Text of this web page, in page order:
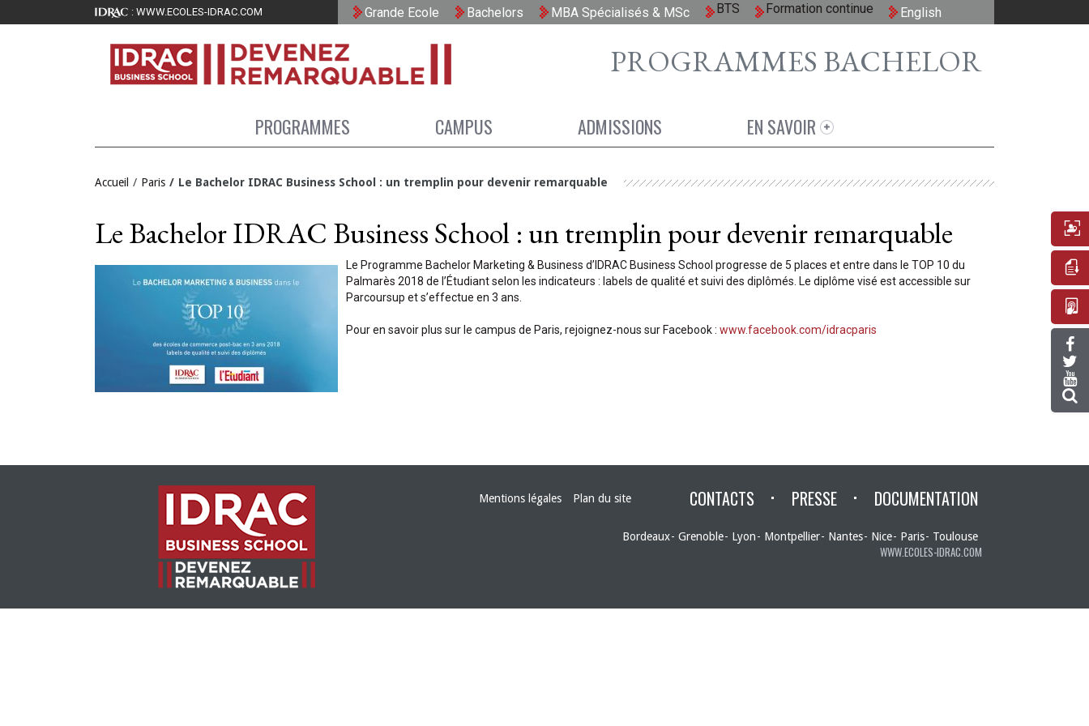
: WWW.ECOLES-IDRAC.COM Grande Ecole Bachelors MBA Spécialisés & MSc BTS Formation continue English
PROGRAMMES BACHELOR
PROGRAMMES CAMPUS ADMISSIONS EN SAVOIR
Accueil Paris Le Bachelor IDRAC Business School : un tremplin pour devenir remarquable
Le Bachelor IDRAC Business School : un tremplin pour devenir remarquable
Le Programme Bachelor Marketing & Business d’IDRAC Business School progresse de 5 places et entre dans le TOP 10 du
Palmarès 2018 de l’Étudiant selon les indicateurs : labels de qualité et suivi des diplômés. Le diplôme visé est accessible sur
Parcoursup et s’effectue en 3 ans.
Pour en savoir plus sur le campus de Paris, rejoignez-nous sur Facebook : www.facebook.com/idracparis
Mentions légales Plan du site CONTACTS PRESSE DOCUMENTATION
Bordeaux Grenoble Lyon Montpellier Nantes Nice Paris Toulouse
WWW.ECOLES-IDRAC.COM